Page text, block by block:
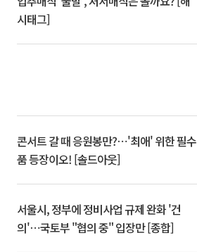
시태그]
콘서트 갈 때 응원봉만?⋯'최애' 위한 필수
품 등장이오! [솔드아웃]
서울시, 정부에 정비사업 규제 완화 '건
의'⋯국토부 "협의 중" 입장만 [종합]